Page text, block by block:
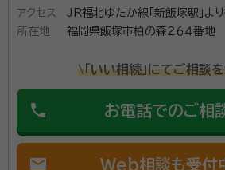
アクセス
JR福北ゆたか線「新飯塚駅」よ
所在地
福岡県飯塚市柏の森２６４番地
\「いい相続」にてご相談
phone お電話でのご相
mail Web相談も受付